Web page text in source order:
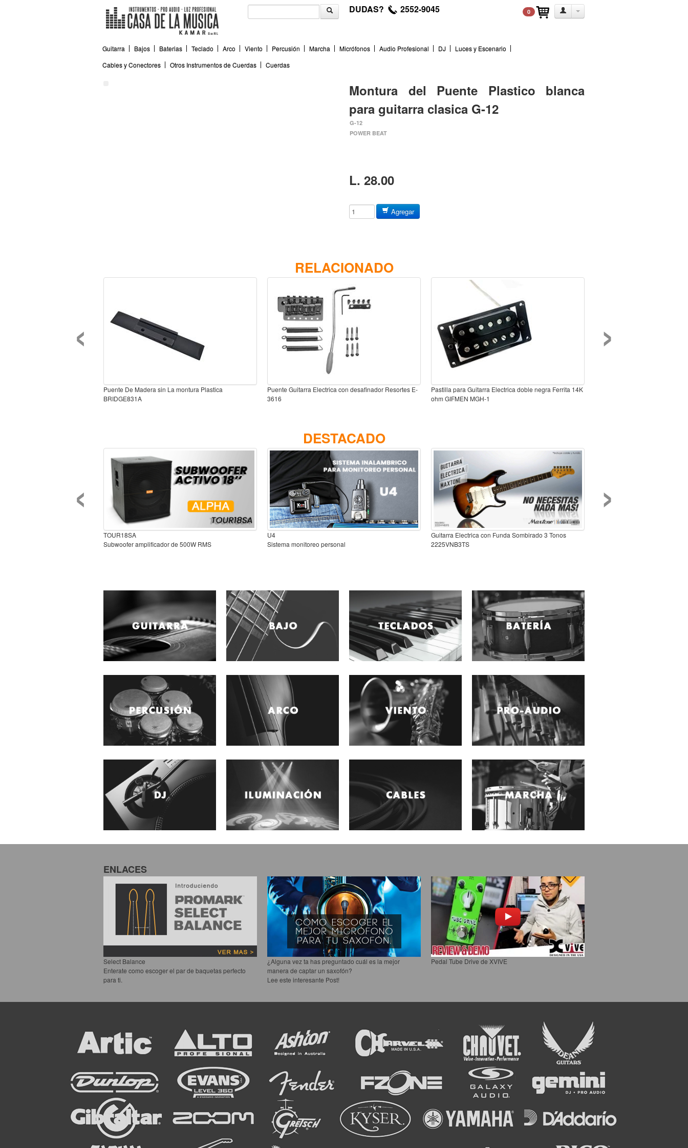
DUDAS? 2552-9045 0
Guitarra Bajos Baterias Teclado Arco Viento Percusión Marcha Micrófonos Audio Profesional DJ
Luces y Escenario
Cables y Conectores
Otros Instrumentos de Cuerdas Cuerdas
Montura del Puente Plastico blanca
para guitarra clasica G-12
G-12
POWER BEAT
L. 28.00
Agregar
RELACIONADO
Puente De Madera sin La montura Plastica
BRIDGE831A
Puente Guitarra Electrica con desafinador Resortes E-
3616
Pastilla para Guitarra Electrica doble negra Ferrita 14K
ohm GIFMEN MGH-1
‹ ›
DESTACADO
TOUR18SA
Subwoofer amplificador de 500W RMS
U4
Sistema monitoreo personal
Guitarra Electrica con Funda Sombirado 3 Tonos
2225VNB3TS
‹ ›
ENLACES
Select Balance
Enterate como escoger el par de baquetas perfecto
para ti.
¿Alguna vez ta has preguntado cuál es la mejor
manera de captar un saxofón?
Lee este interesante Post!
Pedal Tube Drive de XVIVE